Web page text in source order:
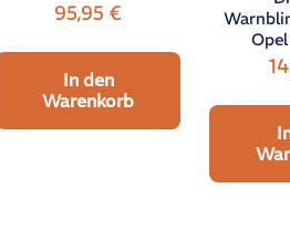
95,95 €
In den
Warenkorb